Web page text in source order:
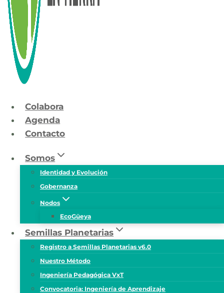
Colabora
Agenda
Contacto
Somos
Identidad y Evolución
Gobernanza
Nodos
EcoGüeya
Semillas Planetarias
Registro a Semillas Planetarias v6.0
Nuestro Método
Ingeniería Pedagógica VxT
Convocatoria: Ingeniería de Aprendizaje